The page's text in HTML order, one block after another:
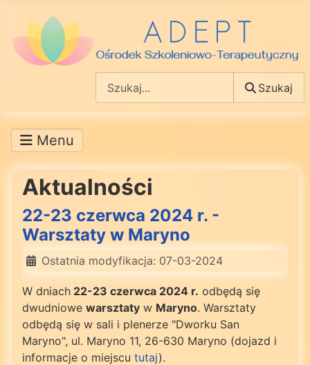
Szukaj
Aktualności
22-23 czerwca 2024 r. -
Warsztaty w Maryno
Ostatnia modyfikacja: 07-03-2024
W dniach 22-23 czerwca 2024 r. odbędą się
dwudniowe warsztaty w Maryno. Warsztaty
odbędą się w sali i plenerze "Dworku San
Maryno", ul. Maryno 11, 26-630 Maryno (dojazd i
informacje o miejscu tutaj).